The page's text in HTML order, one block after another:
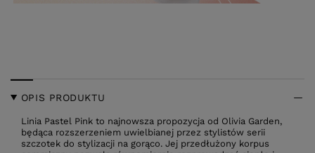
OPIS PRODUKTU
Linia Pastel Pink to najnowsza propozycja od Olivia Garden,
będąca rozszerzeniem uwielbianej przez stylistów serii
szczotek do stylizacji na gorąco. Jej przedłużony korpus